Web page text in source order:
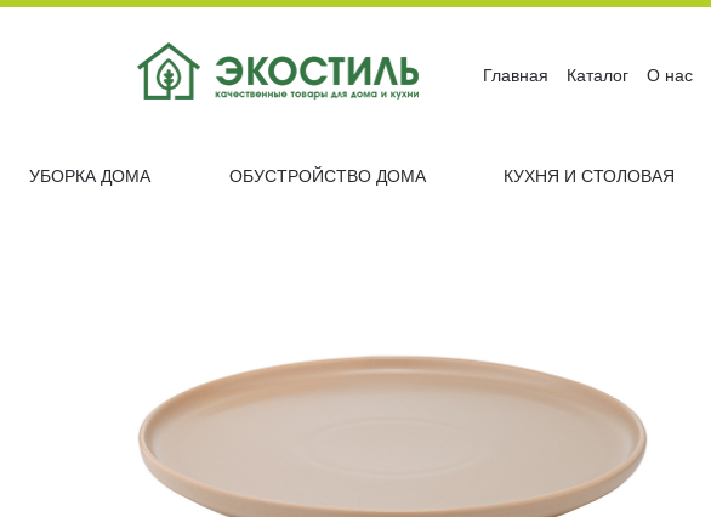
Главная Каталог О нас
УБОРКА ДОМА ОБУСТРОЙСТВО ДОМА КУХНЯ И СТОЛОВАЯ